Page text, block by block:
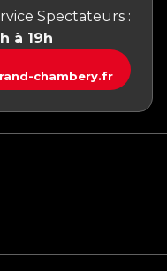
Spectateurs :
à 19h
chambery.fr